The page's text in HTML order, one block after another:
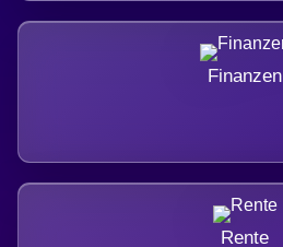
Finanzen
Rente